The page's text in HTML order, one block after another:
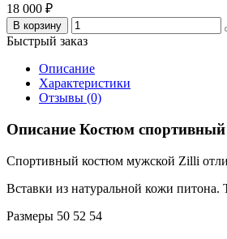
18 000 ₽
В корзину
Быстрый заказ
Описание
Характеристики
Отзывы (0)
Описание Костюм
Спортивный костюм мужской Zilli
Вставки из натуральной кожи питона.
Размеры 50 52 54